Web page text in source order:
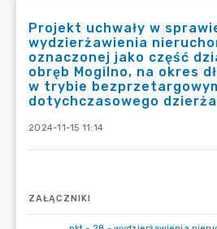
Projekt uchwały w
wydzierżawienia
oznaczonej jako część
obręb Mogilno, na okres
w trybie
dotychczasowego
2024-11-15 11:14
ZAŁĄCZNIKI